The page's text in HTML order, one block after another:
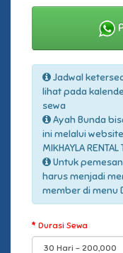
Jadwal
lihat pada
sewa
Ayah Bunda
ini melalui
MIKHAYLA
Untuk
harus menjadi
member di menu
Durasi Sewa